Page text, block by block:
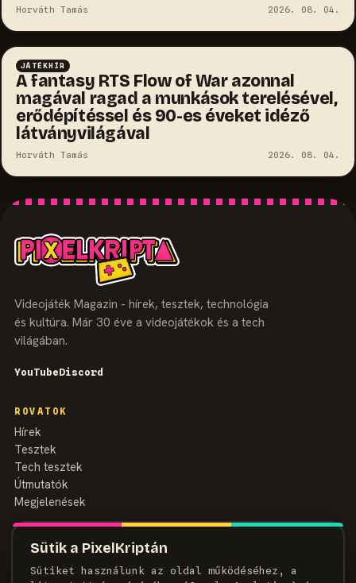
Sütik a PixelKriptán
Sütiket használunk az oldal működéséhez, a
Horváth Tamás 2026. 08. 04.
JÁTÉKHÍR
A fantasy RTS Flow of War azonnal
magával ragad a munkások terelésével,
erődépítéssel és 90-es éveket idéző
látványvilágával
Horváth Tamás 2026. 08. 04.
Videojáték Magazin - hírek, tesztek, technológia
és kultúra. Már 30 éve a videojátékok és a tech
világában.
YouTubeDiscord
ROVATOK
Hírek
Tesztek
Tech tesztek
Útmutatók
Megjelenések
MAGAZIN
Szerzők